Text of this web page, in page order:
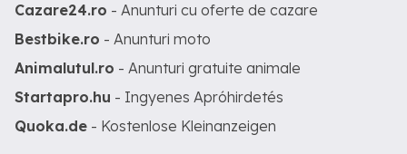
Cazare24.ro - Anunturi cu oferte de cazare
Bestbike.ro - Anunturi moto
Animalutul.ro - Anunturi gratuite animale
Startapro.hu - Ingyenes Apróhirdetés
Quoka.de - Kostenlose Kleinanzeigen